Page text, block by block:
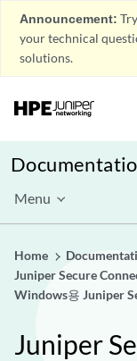
Announcement:
your technical
solutions.
Menu
Home
Juniper Secure
Windows용 Juniper
Juniper